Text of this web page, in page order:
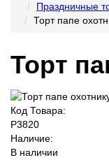
Праздничные
Торт папе
Торт
Код Товара:
P3820
Наличие:
В наличии